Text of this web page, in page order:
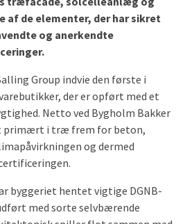
af de elementer, der har sikret
og anerkendte
Group indvie den første i
der er opført med et
Netto ved Bygholm Bakker
primært i træ frem for beton,
og dermed
byggeriet hentet vigtige DGNB-
med sorte selvbærende